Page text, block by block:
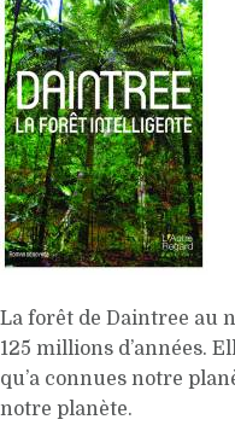
La forêt de Daintree au
125 millions d’années.
qu’a connues notre
notre planète.